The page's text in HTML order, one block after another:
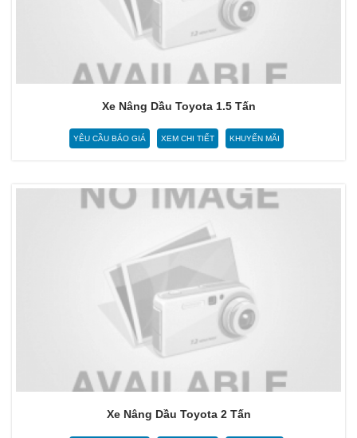
Xe Nâng Dầu Toyota 1.5 Tấn
YÊU CẦU BÁO GIÁ XEM CHI TIẾT KHUYẾN MÃI
Xe Nâng Dầu Toyota 2 Tấn